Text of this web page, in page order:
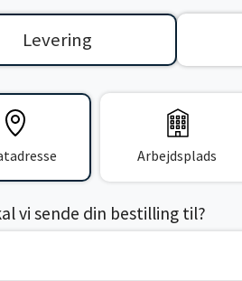
Levering
Arbejdsplads
vi sende din bestilling til?